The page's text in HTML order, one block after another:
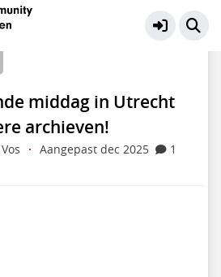
middag in Utrecht
archieven!
· Aangepast dec 2025
1